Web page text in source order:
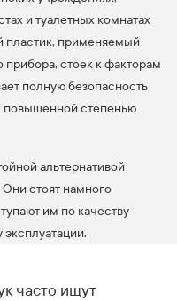
и туалетных комнатах
пластик, применяемый
прибора, стоек к факторам
полную безопасность
повышенной степенью
альтернативой
стоят намного
им по качеству
часто ищут